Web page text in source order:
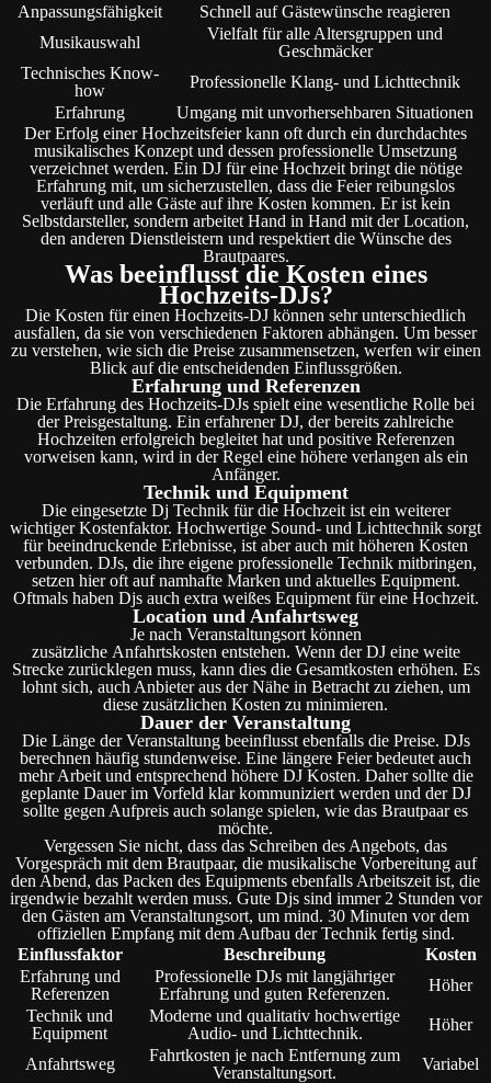
Anpassungsfähigkeit
Schnell auf Gästewünsche reagieren
Musikauswahl
Vielfalt für alle Altersgruppen und
Geschmäcker
Technisches Know-
how
Professionelle Klang- und Lichttechnik
Erfahrung
Umgang mit unvorhersehbaren Situationen
Der Erfolg einer Hochzeitsfeier kann oft durch ein durchdachtes
musikalisches Konzept und dessen professionelle Umsetzung
verzeichnet werden. Ein DJ für eine Hochzeit bringt die nötige
Erfahrung mit, um sicherzustellen, dass die Feier reibungslos
verläuft und alle Gäste auf ihre Kosten kommen. Er ist kein
Selbstdarsteller, sondern arbeitet Hand in Hand mit der Location,
den anderen Dienstleistern und respektiert die Wünsche des
Brautpaares.
Was beeinflusst die Kosten eines
Hochzeits-DJs?
Die Kosten für einen Hochzeits-DJ können sehr unterschiedlich
ausfallen, da sie von verschiedenen Faktoren abhängen. Um besser
zu verstehen, wie sich die Preise zusammensetzen, werfen wir einen
Blick auf die entscheidenden Einflussgrößen.
Erfahrung und Referenzen
Die Erfahrung des Hochzeits-DJs spielt eine wesentliche Rolle bei
der Preisgestaltung. Ein erfahrener DJ, der bereits zahlreiche
Hochzeiten erfolgreich begleitet hat und positive Referenzen
vorweisen kann, wird in der Regel eine höhere verlangen als ein
Anfänger.
Technik und Equipment
Die eingesetzte Dj Technik für die Hochzeit ist ein weiterer
wichtiger Kostenfaktor. Hochwertige Sound- und Lichttechnik sorgt
für beeindruckende Erlebnisse, ist aber auch mit höheren Kosten
verbunden. DJs, die ihre eigene professionelle Technik mitbringen,
setzen hier oft auf namhafte Marken und aktuelles Equipment.
Oftmals haben Djs auch extra weißes Equipment für eine Hochzeit.
Location und Anfahrtsweg
Je nach Veranstaltungsort können
zusätzliche Anfahrtskosten entstehen. Wenn der DJ eine weite
Strecke zurücklegen muss, kann dies die Gesamtkosten erhöhen. Es
lohnt sich, auch Anbieter aus der Nähe in Betracht zu ziehen, um
diese zusätzlichen Kosten zu minimieren.
Dauer der Veranstaltung
Die Länge der Veranstaltung beeinflusst ebenfalls die Preise. DJs
berechnen häufig stundenweise. Eine längere Feier bedeutet auch
mehr Arbeit und entsprechend höhere DJ Kosten. Daher sollte die
geplante Dauer im Vorfeld klar kommuniziert werden und der DJ
sollte gegen Aufpreis auch solange spielen, wie das Brautpaar es
möchte.
Vergessen Sie nicht, dass das Schreiben des Angebots, das
Vorgespräch mit dem Brautpaar, die musikalische Vorbereitung auf
den Abend, das Packen des Equipments ebenfalls Arbeitszeit ist, die
irgendwie bezahlt werden muss. Gute Djs sind immer 2 Stunden vor
den Gästen am Veranstaltungsort, um mind. 30 Minuten vor dem
offiziellen Empfang mit dem Aufbau der Technik fertig sind.
Einflussfaktor
Beschreibung
Kosten
Erfahrung und
Referenzen
Professionelle DJs mit langjähriger
Erfahrung und guten Referenzen.
Höher
Technik und
Equipment
Moderne und qualitativ hochwertige
Audio- und Lichttechnik.
Höher
Anfahrtsweg
Fahrtkosten je nach Entfernung zum
Veranstaltungsort.
Variabel